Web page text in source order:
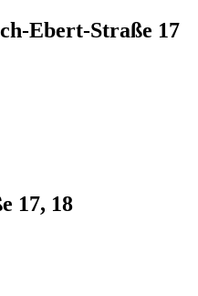
Ebert-Straße 17
17, 18